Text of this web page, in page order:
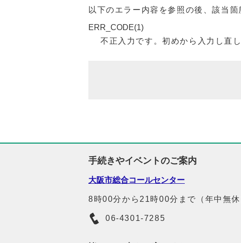
以下のエラー内容を参照の後、該当箇
ERR_CODE(1)
不正入力です。初めから入力し直
手続きやイベントのご案内
大阪市総合コールセンター
8時00分から21時00分まで（年中無休
06-4301-7285